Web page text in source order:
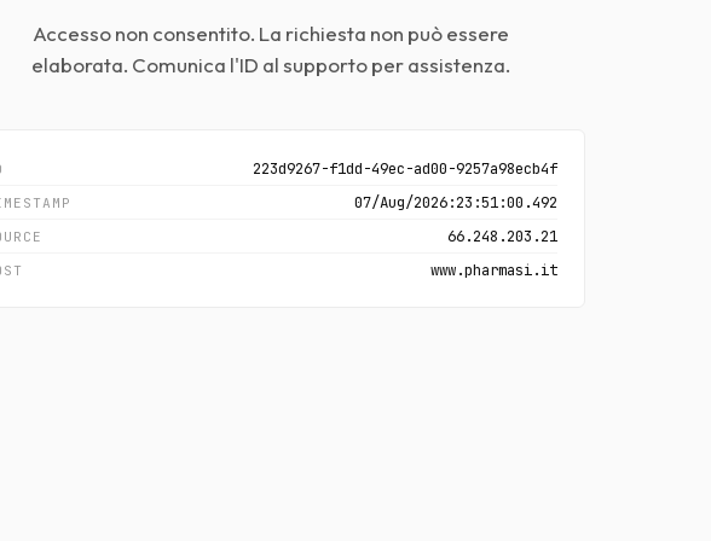
Accesso non consentito. La richiesta non può essere
elaborata. Comunica l'ID al supporto per assistenza.
223d9267-f1dd-49ec-ad00-9257a98ecb4f
07/Aug/2026:23:51:00.492
66.248.203.21
www.pharmasi.it